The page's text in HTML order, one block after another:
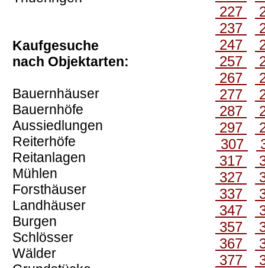
Kaufgesuche
nach Objektarten:
Bauernhäuser
Bauernhöfe
Aussiedlungen
Reiterhöfe
Reitanlagen
Mühlen
Forsthäuser
Landhäuser
Burgen
Schlösser
Wälder
227
237
247
257
267
277
287
297
307
317
327
337
347
357
367
377